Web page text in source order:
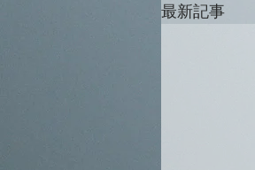
最新記事